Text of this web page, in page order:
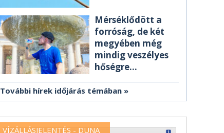
Mérséklődött a
forróság, de két
megyében még
mindig veszélyes
hőségre
További hírek időjárás témában
VÍZÁLLÁSJELENTÉS - DUNA